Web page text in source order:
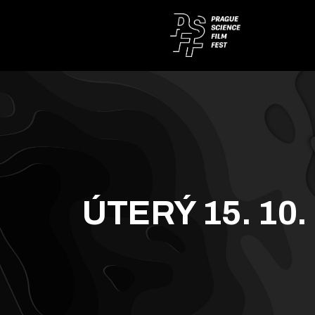
ÚTERÝ 15. 10.